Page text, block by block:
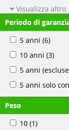
Visualizza altro
Periodo di
5 anni (6)
10 anni (3)
5 anni
5 anni solo
Peso
10 (1)